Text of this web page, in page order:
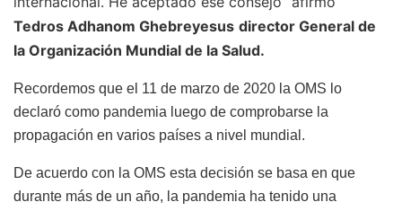
Tedros Adhanom Ghebreyesus director General de
la Organización Mundial de la Salud.
Recordemos que el 11 de marzo de 2020 la OMS lo
declaró como pandemia luego de comprobarse la
propagación en varios países a nivel mundial.
De acuerdo con la OMS esta decisión se basa en que
durante más de un año, la pandemia ha tenido una